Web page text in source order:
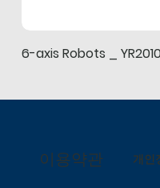
6-axis Robots _
이용약관 개인